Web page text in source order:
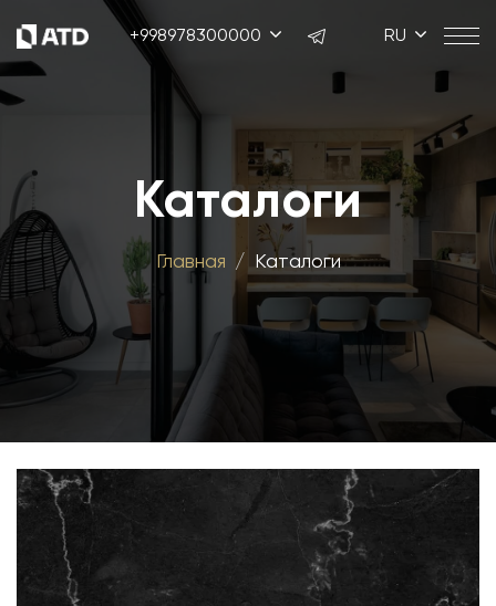
+998978300000 RU
Каталоги
Главная Каталоги